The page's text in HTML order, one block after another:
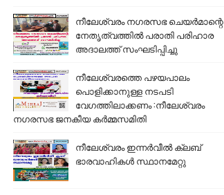
നീലേശ്വരം നഗരസഭ ചെയർമാന്റെ
നേതൃത്വത്തിൽ പരാതി പരിഹാര
അദാലത്ത് സംഘടിപ്പിച്ചു
നീലേശ്വരത്തെ പഴയപാലം
പൊളിക്കാനുള്ള നടപടി
വേഗത്തിലാക്കണം :നീലേശ്വരം
നഗരസഭ ജനകീയ കർമ്മസമിതി
നീലേശ്വരം ഇന്നർവീൽ ക്ലബ്
ഭാരവാഹികൾ സ്ഥാനമേറ്റു